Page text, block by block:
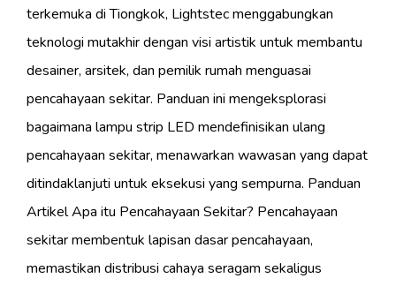
terkemuka di Tiongkok, Lightstec menggabungkan
teknologi mutakhir dengan visi artistik untuk membantu
desainer, arsitek, dan pemilik rumah menguasai
pencahayaan sekitar. Panduan ini mengeksplorasi
bagaimana lampu strip LED mendefinisikan ulang
pencahayaan sekitar, menawarkan wawasan yang dapat
ditindaklanjuti untuk eksekusi yang sempurna. Panduan
Artikel Apa itu Pencahayaan Sekitar? Pencahayaan
sekitar membentuk lapisan dasar pencahayaan,
memastikan distribusi cahaya seragam sekaligus